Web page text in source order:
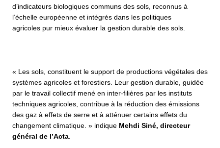
d’indicateurs biologiques communs des sols, reconnus à
l’échelle européenne et intégrés dans les politiques
agricoles pur mieux évaluer la gestion durable des sols.
« Les sols, constituent le support de productions végétales des
systèmes agricoles et forestiers. Leur gestion durable, guidée
par le travail collectif mené en inter-filières par les instituts
techniques agricoles, contribue à la réduction des émissions
des gaz à effets de serre et à atténuer certains effets du
changement climatique. » indique Mehdi Siné, directeur
général de l’Acta